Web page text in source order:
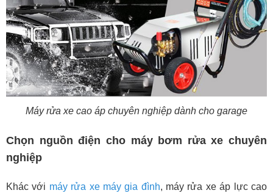
Máy rửa xe cao áp chuyên nghiệp dành cho garage
Chọn nguồn điện cho máy bơm rửa xe chuyên
nghiệp
Khác với máy rửa xe máy gia đình, máy rửa xe áp lực cao